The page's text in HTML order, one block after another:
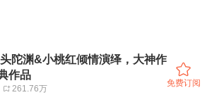
陀渊&小桃红倾情演绎，大神作
作品
261.76万
免费订阅